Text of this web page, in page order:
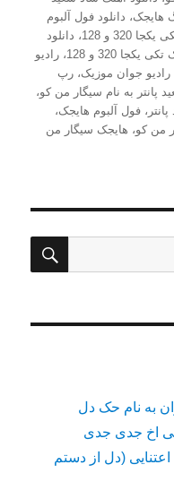
هایجک، دانلود فول آلبوم
320 و 128 ، دانلود
320 و 128 ،رادیو
رادیو جوان موزیک،رپ
پانتر به نام سیگار من کو،
،فول آلبوم هایجک،
من کو، هایجک سیگار من
به نام حک دل
اخ جدی جدی
اعتنایی (دل از دستم